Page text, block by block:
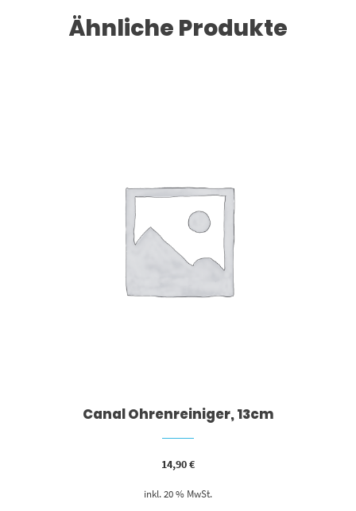
Ähnliche Produkte
Canal Ohrenreiniger, 13cm
14,90€
inkl. 20 % MwSt.